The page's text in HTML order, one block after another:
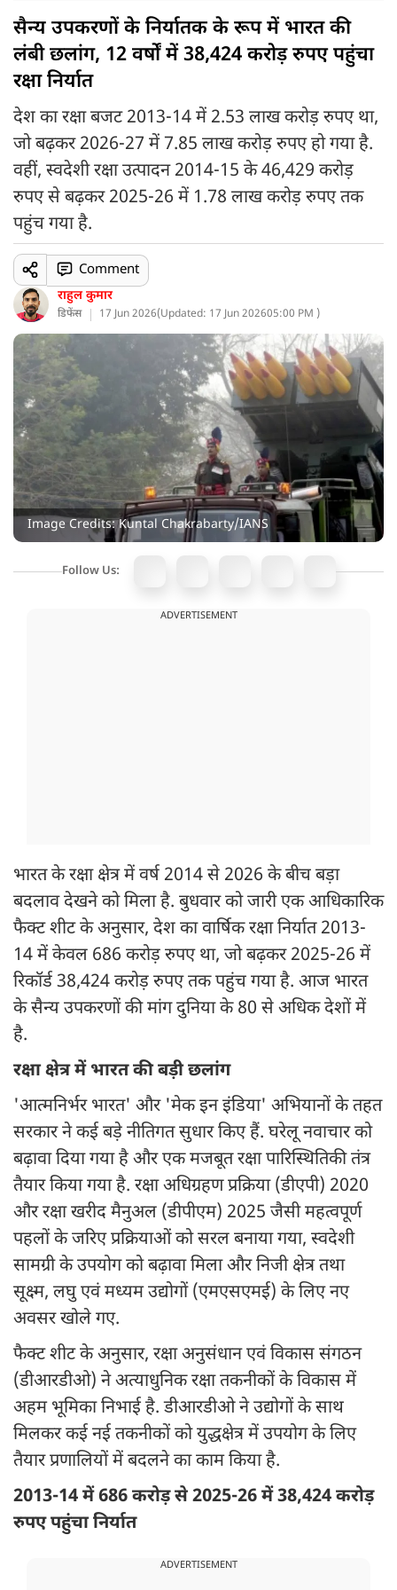
सैन्य उपकरणों के निर्यातक के रूप में भारत की
लंबी छलांग, 12 वर्षों में 38,424 करोड़ रुपए पहुंचा
रक्षा निर्यात
देश का रक्षा बजट 2013-14 में 2.53 लाख करोड़ रुपए था,
जो बढ़कर 2026-27 में 7.85 लाख करोड़ रुपए हो गया है.
वहीं, स्वदेशी रक्षा उत्पादन 2014-15 के 46,429 करोड़
रुपए से बढ़कर 2025-26 में 1.78 लाख करोड़ रुपए तक
पहुंच गया है.
राहुल कुमार
डिफेंस 17 Jun 2026(Updated: 17 Jun 202605:00 PM )
Comment
Image Credits: Kuntal Chakrabarty/IANS
Follow Us:
ADVERTISEMENT
भारत के रक्षा क्षेत्र में वर्ष 2014 से 2026 के बीच बड़ा
बदलाव देखने को मिला है. बुधवार को जारी एक आधिकारिक
फैक्ट शीट के अनुसार, देश का वार्षिक रक्षा निर्यात 2013-
14 में केवल 686 करोड़ रुपए था, जो बढ़कर 2025-26 में
रिकॉर्ड 38,424 करोड़ रुपए तक पहुंच गया है. आज भारत
के सैन्य उपकरणों की मांग दुनिया के 80 से अधिक देशों में
है.
रक्षा क्षेत्र में भारत की बड़ी छलांग
'आत्मनिर्भर भारत' और 'मेक इन इंडिया' अभियानों के तहत
सरकार ने कई बड़े नीतिगत सुधार किए हैं. घरेलू नवाचार को
बढ़ावा दिया गया है और एक मजबूत रक्षा पारिस्थितिकी तंत्र
तैयार किया गया है. रक्षा अधिग्रहण प्रक्रिया (डीएपी) 2020
और रक्षा खरीद मैनुअल (डीपीएम) 2025 जैसी महत्वपूर्ण
पहलों के जरिए प्रक्रियाओं को सरल बनाया गया, स्वदेशी
सामग्री के उपयोग को बढ़ावा मिला और निजी क्षेत्र तथा
सूक्ष्म, लघु एवं मध्यम उद्योगों (एमएसएमई) के लिए नए
अवसर खोले गए.
फैक्ट शीट के अनुसार, रक्षा अनुसंधान एवं विकास संगठन
(डीआरडीओ) ने अत्याधुनिक रक्षा तकनीकों के विकास में
अहम भूमिका निभाई है. डीआरडीओ ने उद्योगों के साथ
मिलकर कई नई तकनीकों को युद्धक्षेत्र में उपयोग के लिए
तैयार प्रणालियों में बदलने का काम किया है.
2013-14 में 686 करोड़ से 2025-26 में 38,424 करोड़
रुपए पहुंचा निर्यात
ADVERTISEMENT